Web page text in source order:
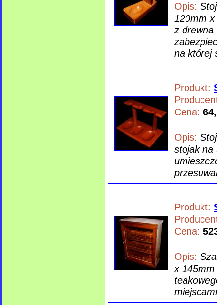
Opis:
120mm x
z drewna
na której
Produkt:
Cena:
Opis:
stojak na
Produkt:
Cena:
Opis:
x 145mm